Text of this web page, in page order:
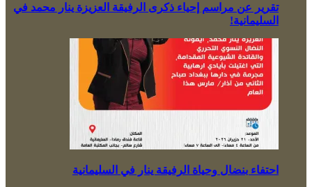
تقرير عن مراسم إحياء ذكرى الرفيقة العزيزة ينار محمد في
السليمانية!
احتفاء بنضال وحياة الرفيقة ينار في السليمانية